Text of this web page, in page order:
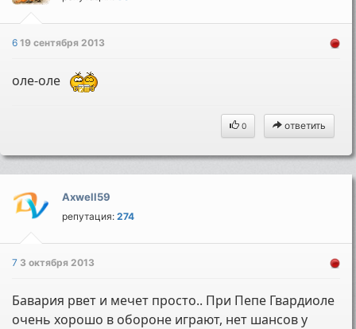
619 сентября 2013
оле-оле
0 ответить
Axwell59
репутация:274
7 3 октября 2013
Бавария рвет и мечет просто.. При Пепе Гвардиоле
очень хорошо в обороне играют, нет шансов у